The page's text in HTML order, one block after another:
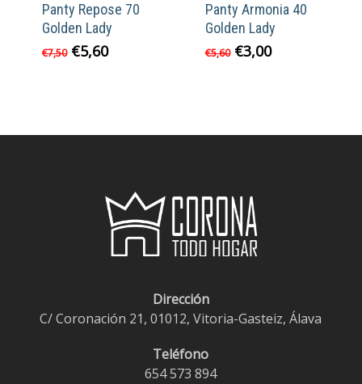
Panty Repose 70
Golden Lady
€7,50 El
€5,60El
Panty Armonia 40
Golden Lady
€5,60 El
€3,00El
Dirección
C/ Coronación 21, 01012, Vitoria-Gasteiz, Álava
Teléfono
654 573 894